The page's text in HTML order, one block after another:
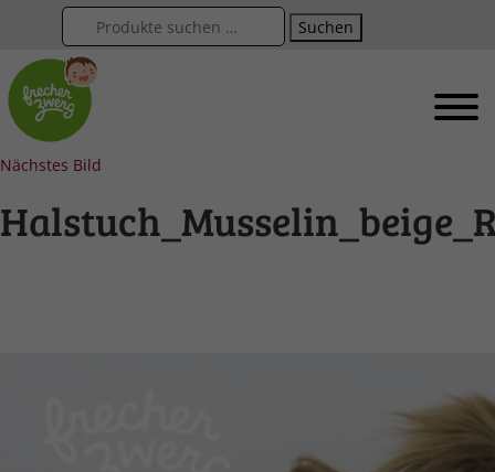
Suchen
Nächstes Bild